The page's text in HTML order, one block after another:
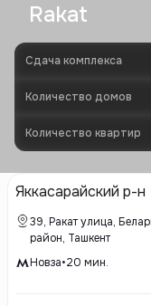
Rakat
Сдача комплекса
Количество домов
Количество квартир
Яккасарайский р-н
39, Ракат улица,
район, Ташкент
Новза•20 мин.